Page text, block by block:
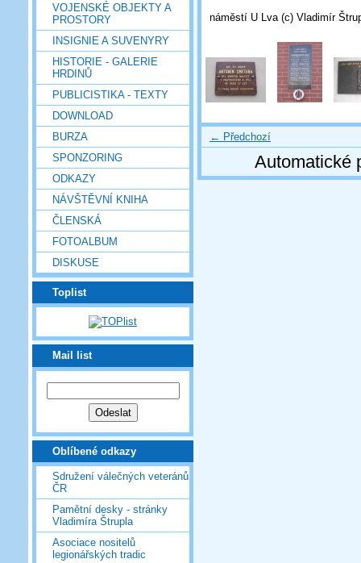
VOJENSKÉ OBJEKTY A
PROSTORY
INSIGNIE A SUVENYRY
HISTORIE - GALERIE
HRDINŮ
PUBLICISTIKA - TEXTY
DOWNLOAD
BURZA
SPONZORING
ODKAZY
NÁVŠTĚVNÍ KNIHA
ČLENSKÁ
FOTOALBUM
DISKUSE
Toplist
Mail list
Oblíbené odkazy
Sdružení válečných veteránů
ČR
Pamětní desky - stránky
Vladimíra Štrupla
Asociace nositelů
legionářských tradic
náměstí U Lva (c) Vladimír
← Předchozí
Automatické